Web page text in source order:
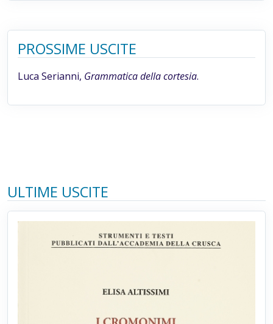
PROSSIME USCITE
Luca Serianni, Grammatica della cortesia.
ULTIME USCITE